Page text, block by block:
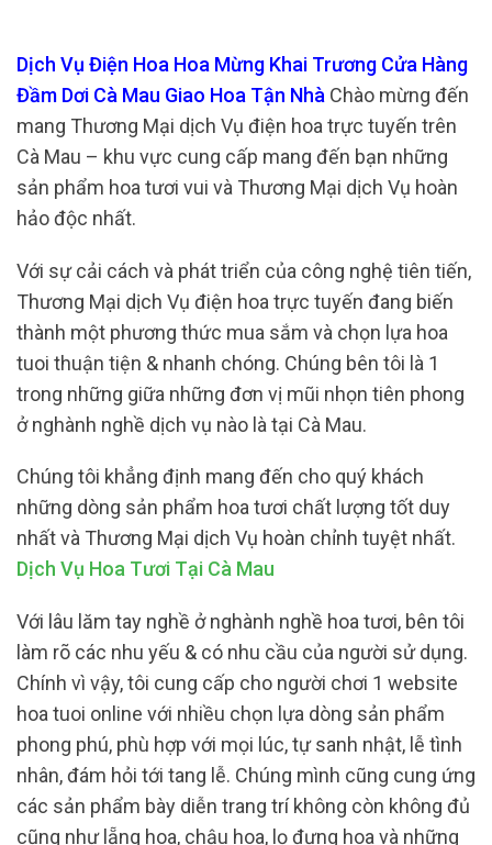
Dịch Vụ Điện Hoa Hoa Mừng Khai Trương Cửa Hàng
Đầm Dơi Cà Mau Giao Hoa Tận Nhà Chào mừng đến
mang Thương Mại dịch Vụ điện hoa trực tuyến trên
Cà Mau – khu vực cung cấp mang đến bạn những
sản phẩm hoa tươi vui và Thương Mại dịch Vụ hoàn
hảo độc nhất.
Với sự cải cách và phát triển của công nghệ tiên tiến,
Thương Mại dịch Vụ điện hoa trực tuyến đang biến
thành một phương thức mua sắm và chọn lựa hoa
tuoi thuận tiện & nhanh chóng. Chúng bên tôi là 1
trong những giữa những đơn vị mũi nhọn tiên phong
ở nghành nghề dịch vụ nào là tại Cà Mau.
Chúng tôi khẳng định mang đến cho quý khách
những dòng sản phẩm hoa tươi chất lượng tốt duy
nhất và Thương Mại dịch Vụ hoàn chỉnh tuyệt nhất.
Dịch Vụ Hoa Tươi Tại Cà Mau
Với lâu lăm tay nghề ở nghành nghề hoa tươi, bên tôi
làm rõ các nhu yếu & có nhu cầu của người sử dụng.
Chính vì vậy, tôi cung cấp cho người chơi 1 website
hoa tuoi online với nhiều chọn lựa dòng sản phẩm
phong phú, phù hợp với mọi lúc, tự sanh nhật, lễ tình
nhân, đám hỏi tới tang lễ. Chúng mình cũng cung ứng
các sản phẩm bày diễn trang trí không còn không đủ
cũng như lẵng hoa, chậu hoa, lọ đựng hoa và những